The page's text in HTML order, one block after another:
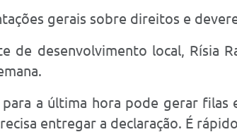
gerais sobre direitos e
de desenvolvimento local, Rísia
para a última hora pode gerar
entregar a declaração. É